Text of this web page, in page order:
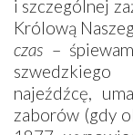
i szczególnej
Królową
czas –
najeźdźcę,
zaborów (gdy